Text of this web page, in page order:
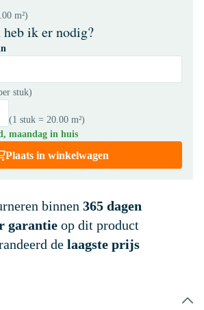
m²)
heb ik er nodig?
stuk)
(1 stuk = 20.00 m²)
maandag in huis
Plaats in winkelwagen
binnen 365 dagen
garantieop dit product
de laagste prijs